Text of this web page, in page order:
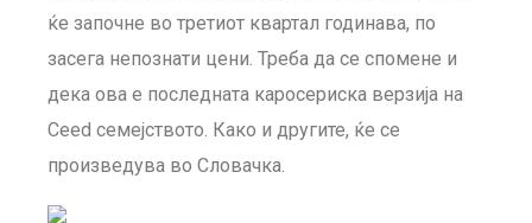
ќе започне во третиот квартал годинава, по
засега непознати цени. Треба да се спомене и
дека ова е последната каросериска верзија на
Ceed семејството. Како и другите, ќе се
произведува во Словачка.